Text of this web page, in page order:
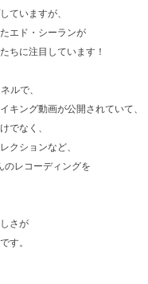
ていますが、
エド・シーランが
ちに注目しています！
ルで、
キング動画が公開されていて、
でなく、
クションなど、
のレコーディングを
さが
す。